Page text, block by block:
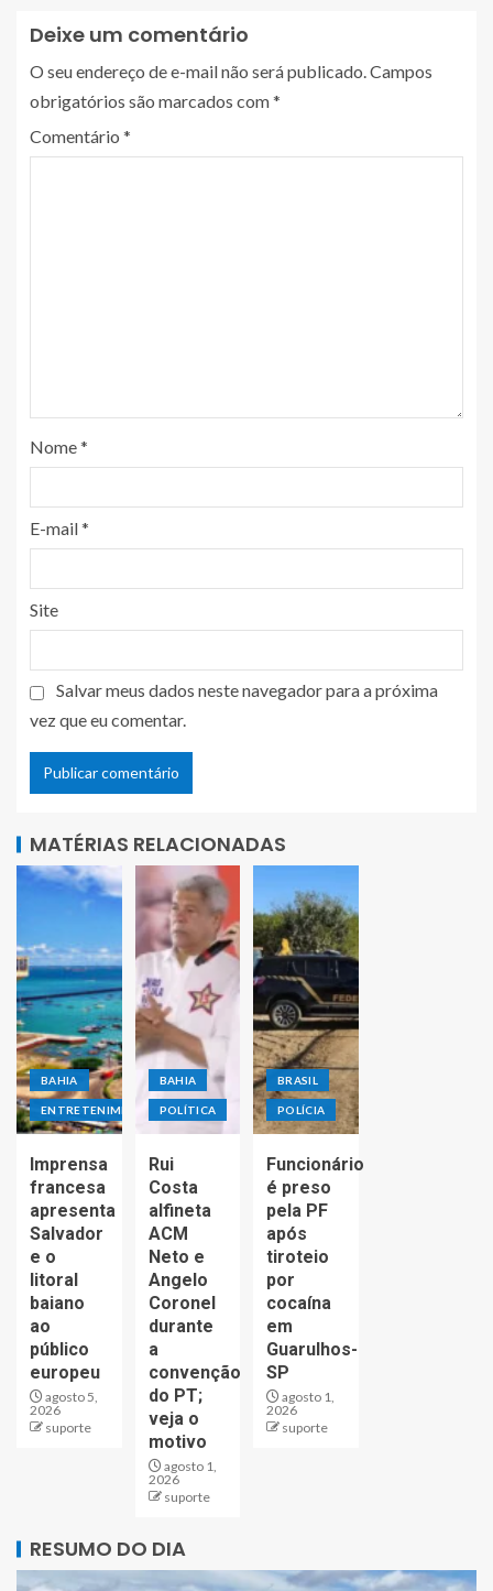
Deixe um comentário
O seu endereço de e-mail não será publicado.Campos
obrigatórios são marcados com*
Comentário *
Nome*
E-mail*
Site
Salvar meus dados neste navegador para a próxima
vez que eu comentar.
MATÉRIAS RELACIONADAS
BAHIA
ENTRETENIMENTO
Imprensa
francesa
apresenta
Salvador
e o
litoral
baiano
ao
público
europeu
agosto 5,
2026
suporte
BAHIA
POLÍTICA
Rui
Costa
alfineta
ACM
Neto e
Angelo
Coronel
durante
a
convenção
do PT;
veja o
motivo
agosto 1,
2026
suporte
BRASIL
POLÍCIA
Funcionário
é preso
pela PF
após
tiroteio
por
cocaína
em
Guarulhos-
SP
agosto 1,
2026
suporte
RESUMO DO DIA